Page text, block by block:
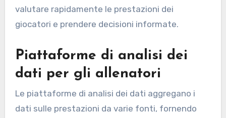
valutare rapidamente le prestazioni dei
giocatori e prendere decisioni informate.
Piattaforme di analisi dei
dati per gli allenatori
Le piattaforme di analisi dei dati aggregano i
dati sulle prestazioni da varie fonti, fornendo